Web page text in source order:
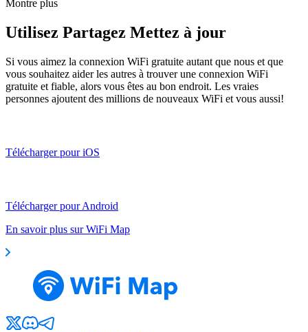
Montre plus
Utilisez Partagez Mettez à jour
Si vous aimez la connexion WiFi gratuite autant que nous et que
vous souhaitez aider les autres à trouver une connexion WiFi
gratuite et fiable, alors vous êtes au bon endroit. Les vraies
personnes ajoutent des millions de nouveaux WiFi et vous aussi!
Télécharger pour iOS
Télécharger pour Android
En savoir plus sur WiFi Map